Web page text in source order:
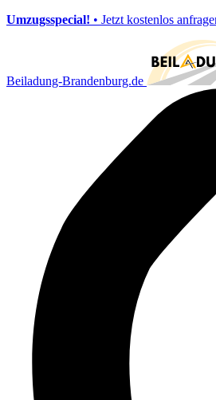
Umzugsspecial! • Jetzt kostenlos
Beiladung-Brandenburg.de